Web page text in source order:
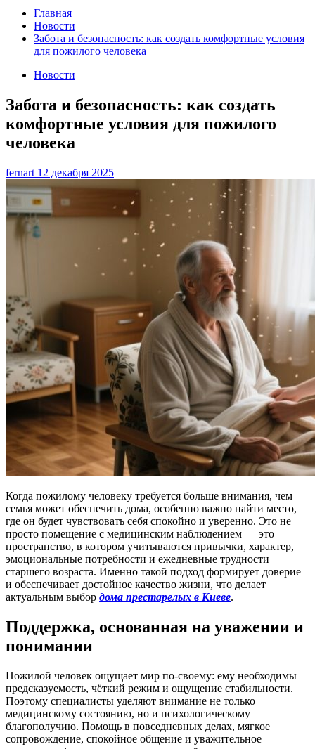
Главная
Новости
Забота и безопасность: как создать комфортные условия
для пожилого человека
Новости
Забота и безопасность: как создать
комфортные условия для пожилого
человека
fernart 12 декабря 2025
Когда пожилому человеку требуется больше внимания, чем
семья может обеспечить дома, особенно важно найти место,
где он будет чувствовать себя спокойно и уверенно. Это не
просто помещение с медицинским наблюдением — это
пространство, в котором учитываются привычки, характер,
эмоциональные потребности и ежедневные трудности
старшего возраста. Именно такой подход формирует доверие
и обеспечивает достойное качество жизни, что делает
актуальным выбор дома престарелых в Киеве.
Поддержка, основанная на уважении и
понимании
Пожилой человек ощущает мир по-своему: ему необходимы
предсказуемость, чёткий режим и ощущение стабильности.
Поэтому специалисты уделяют внимание не только
медицинскому состоянию, но и психологическому
благополучию. Помощь в повседневных делах, мягкое
сопровождение, спокойное общение и уважительное